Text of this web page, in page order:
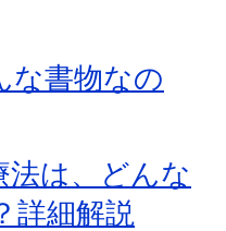
な書物なの
法は、どんな
詳細解説